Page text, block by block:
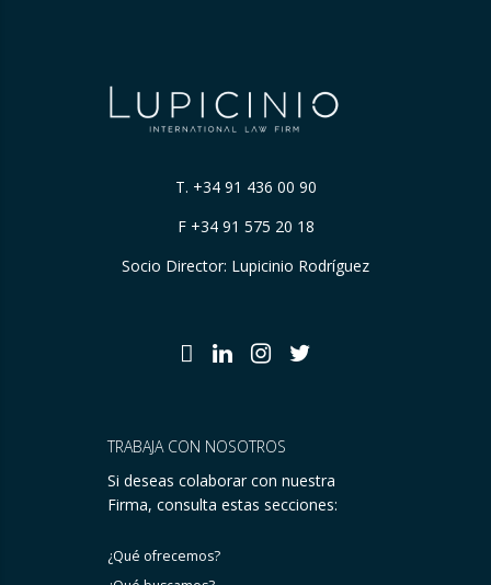
T. +34 91 436 00 90
F +34 91 575 20 18
Socio Director: Lupicinio Rodríguez
TRABAJA CON NOSOTROS
Si deseas colaborar con nuestra
Firma, consulta estas secciones:
¿Qué ofrecemos?